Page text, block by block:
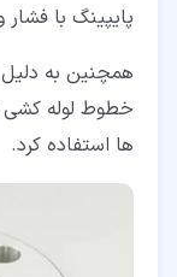
پایپینگ با فشار
همچنین به
خطوط لوله کشی
ها استفاده کرد.